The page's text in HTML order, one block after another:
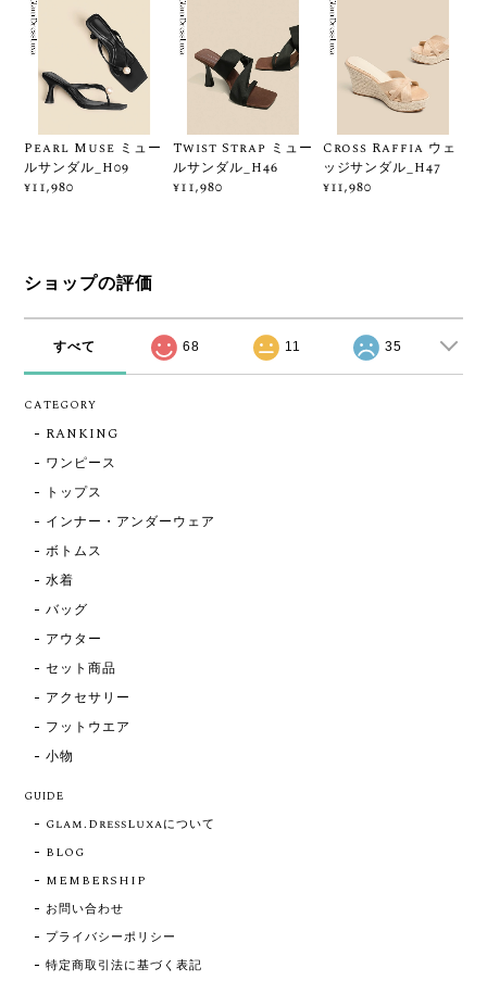
Pearl Muse ミュー
ルサンダル_H09
¥11,980
Twist Strap ミュー
ルサンダル_H46
¥11,980
Cross Raffia ウェ
ッジサンダル_H47
¥11,980
ショップの評価
すべて 68 11 35
CATEGORY
RANKING
ワンピース
トップス
インナー・アンダーウェア
ボトムス
水着
バッグ
アウター
セット商品
アクセサリー
フットウエア
小物
GUIDE
Glam.DressLuxaについて
BLOG
MEMBERSHIP
お問い合わせ
プライバシーポリシー
特定商取引法に基づく表記